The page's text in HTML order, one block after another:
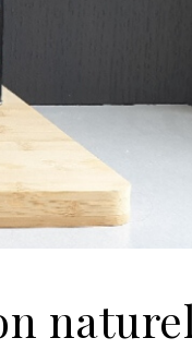
naturel